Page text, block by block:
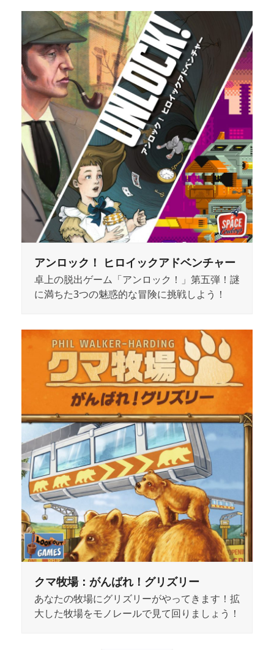
アンロック！ ヒロイックアドベンチャー
卓上の脱出ゲーム「アンロック！」第五弾！謎
に満ちた3つの魅惑的な冒険に挑戦しよう！
クマ牧場：がんばれ！グリズリー
あなたの牧場にグリズリーがやってきます！拡
大した牧場をモノレールで見て回りましょう！